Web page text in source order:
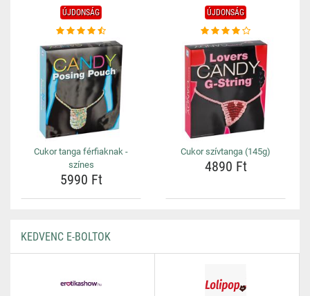
ÚJDONSÁG
Cukor tanga férfiaknak -
színes
5990 Ft
ÚJDONSÁG
Cukor szívtanga (145g)
4890 Ft
KEDVENC E-BOLTOK